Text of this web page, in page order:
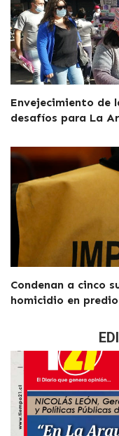
Envejecimiento de
desafíos para La
Condenan a cinco
homicidio en